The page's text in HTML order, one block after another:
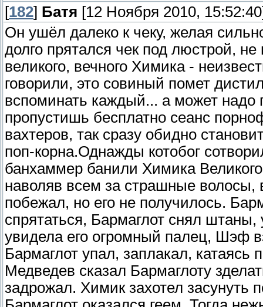
[182] Батя [12 Ноября 2010,
Он ушёл далеко к чеку, желая
долго прятался чек под люстрой,
великого, вечного Химика -
говорили, это совиный помет
вспоминать каждый... а может надо
пропустишь бесплатно сеанс
вахтеров, так сразу обидно
поп-корна.Однажды котобог
банхаммер банили Химика
наволяв всем за страшные волосы,
побежал, но его не получилось.
спрятаться, Бармаглот снял
увидела его огромный палец, Шэф
Бармаглот упал, заплакал,
Медведев сказал Бармаглоту
задрожал. Химик захотел